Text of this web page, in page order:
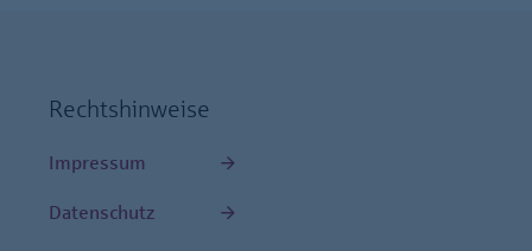
Rechtshinweise
Impressum
Datenschutz